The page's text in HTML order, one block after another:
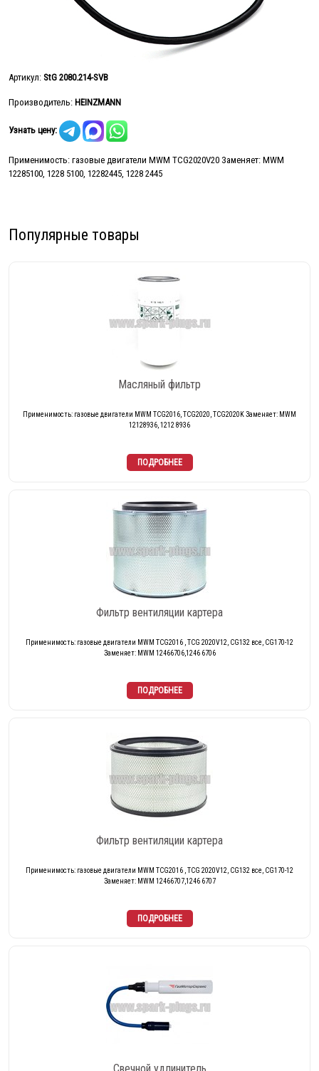
Артикул: StG 2080.214-SVB
Производитель: HEINZMANN
Узнать цену:
Применимость: газовые двигатели MWM TCG2020V20 Заменяет: MWM
12285100, 1228 5100, 12282445, 1228 2445
Популярные товары
Масляный фильтр
Применимость: газовые двигатели MWM TCG2016, TCG2020, TCG2020K Заменяет: MWM
12128936, 1212 8936
Фильтр вентиляции картера
Применимость: газовые двигатели MWM TCG2016 , TCG 2020V12, CG132 все, CG170-12
Заменяет: MWM 12466706,1246 6706
Фильтр вентиляции картера
Применимость: газовые двигатели MWM TCG2016 , TCG 2020V12, CG132 все, CG170-12
Заменяет: MWM 12466707,1246 6707